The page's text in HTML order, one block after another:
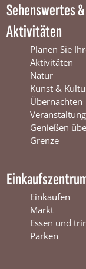
n
t
e
t
e
r
s
w
i
j
k
i
t
e
r
s
w
i
j
k
Sehenswertes &
Aktivitäten
Planen Sie
Aktivitäten
Natur
Kunst &
Übernachten
Genießen
Grenze
Einkaufen
Markt
Essen und
Parken